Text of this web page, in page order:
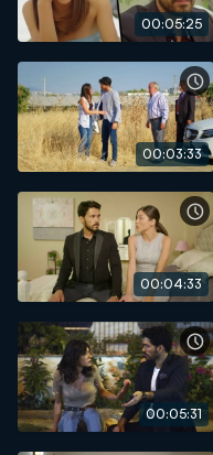
00:05:25
00:03:33
00:04:33
00:05:31